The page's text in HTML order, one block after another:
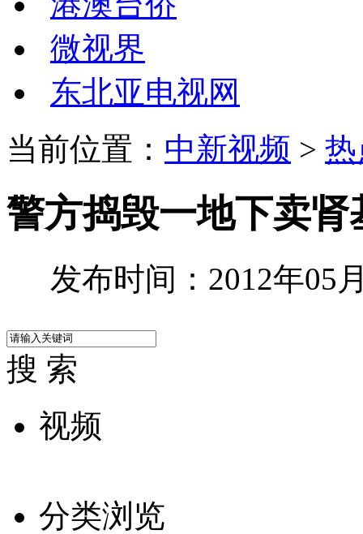
微视界
东北亚电视网
当前位置： 中新视频 >
警方捣毁一地下卖
发布时间：2012年05
搜 索
视频
分类浏览